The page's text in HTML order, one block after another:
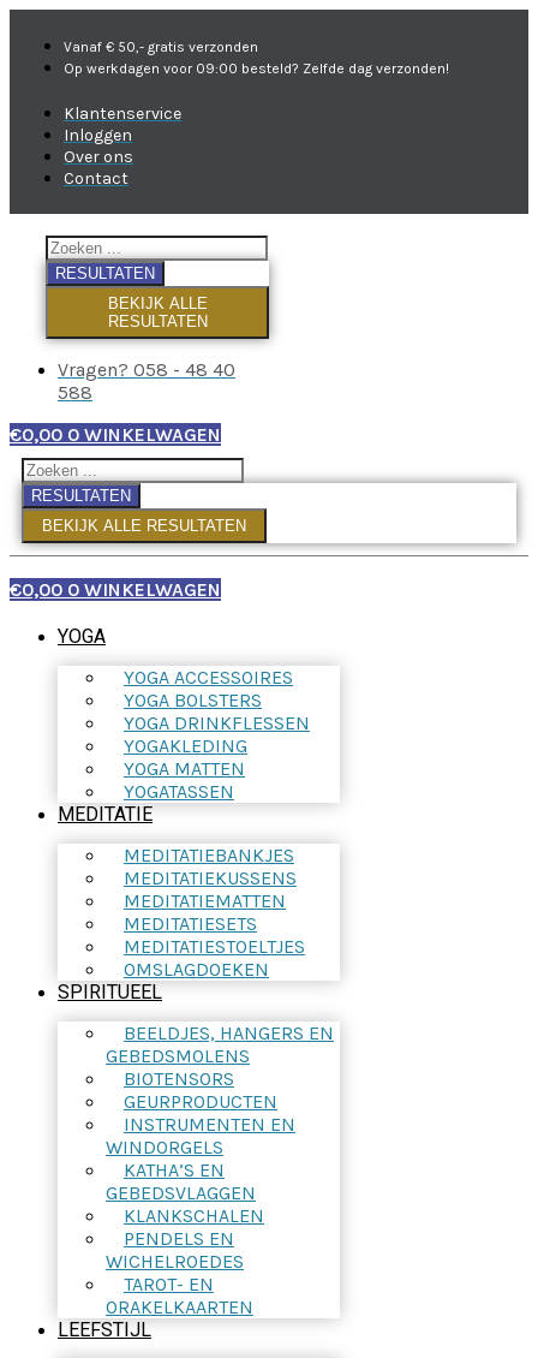
Vanaf € 50,- gratis verzonden
Op werkdagen voor 09:00 besteld? Zelfde dag verzonden!
Klantenservice
Inloggen
Over ons
Contact
RESULTATEN
BEKIJK ALLE
RESULTATEN
Vragen? 058 - 48 40
588
€0,00 0 WINKELWAGEN
RESULTATEN
BEKIJK ALLE RESULTATEN
€0,00 0 WINKELWAGEN
YOGA
YOGA ACCESSOIRES
YOGA BOLSTERS
YOGA DRINKFLESSEN
YOGAKLEDING
YOGA MATTEN
YOGATASSEN
MEDITATIE
MEDITATIEBANKJES
MEDITATIEKUSSENS
MEDITATIEMATTEN
MEDITATIESETS
MEDITATIESTOELTJES
OMSLAGDOEKEN
SPIRITUEEL
BEELDJES, HANGERS EN
GEBEDSMOLENS
BIOTENSORS
GEURPRODUCTEN
INSTRUMENTEN EN
WINDORGELS
KATHA’S EN
GEBEDSVLAGGEN
KLANKSCHALEN
PENDELS EN
WICHELROEDES
TAROT- EN
ORAKELKAARTEN
LEEFSTIJL